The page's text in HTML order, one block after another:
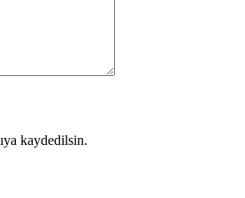
kaydedilsin.